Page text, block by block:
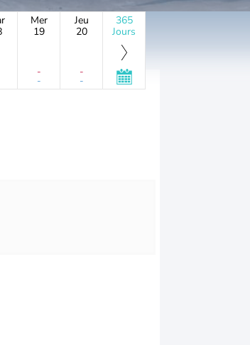
Mer
19
-
-
Jeu
20
-
-
365
Jours